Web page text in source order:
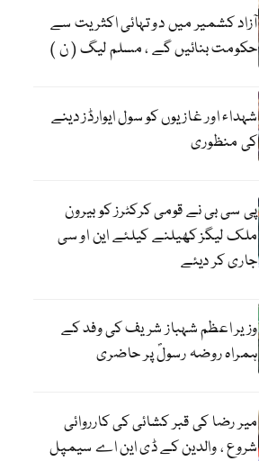
آزاد کشمیر میں دو تہائی اکثریت سے
حکومت بنائیں گے ، مسلم لیگ ( ن )
شہداء اور غازیوں کو سول ایوارڈز دینے
کی منظوری
پی سی بی نے قومی کرکٹرز کو بیرون
ملک لیگز کھیلنے کیلئے این او سی
جاری کر دیئے
وزیر اعظم شہباز شریف کی وفد کے
ہمراہ روضہ رسولؐ پر حاضری
میر رضا کی قبر کشائی کی کارروائی
شروع ، والدین کے ڈی این اے سیمپل